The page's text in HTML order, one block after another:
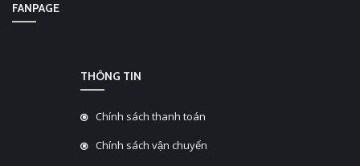
FANPAGE
THÔNG TIN
Chính sách thanh toán
Chính sách vận chuyển